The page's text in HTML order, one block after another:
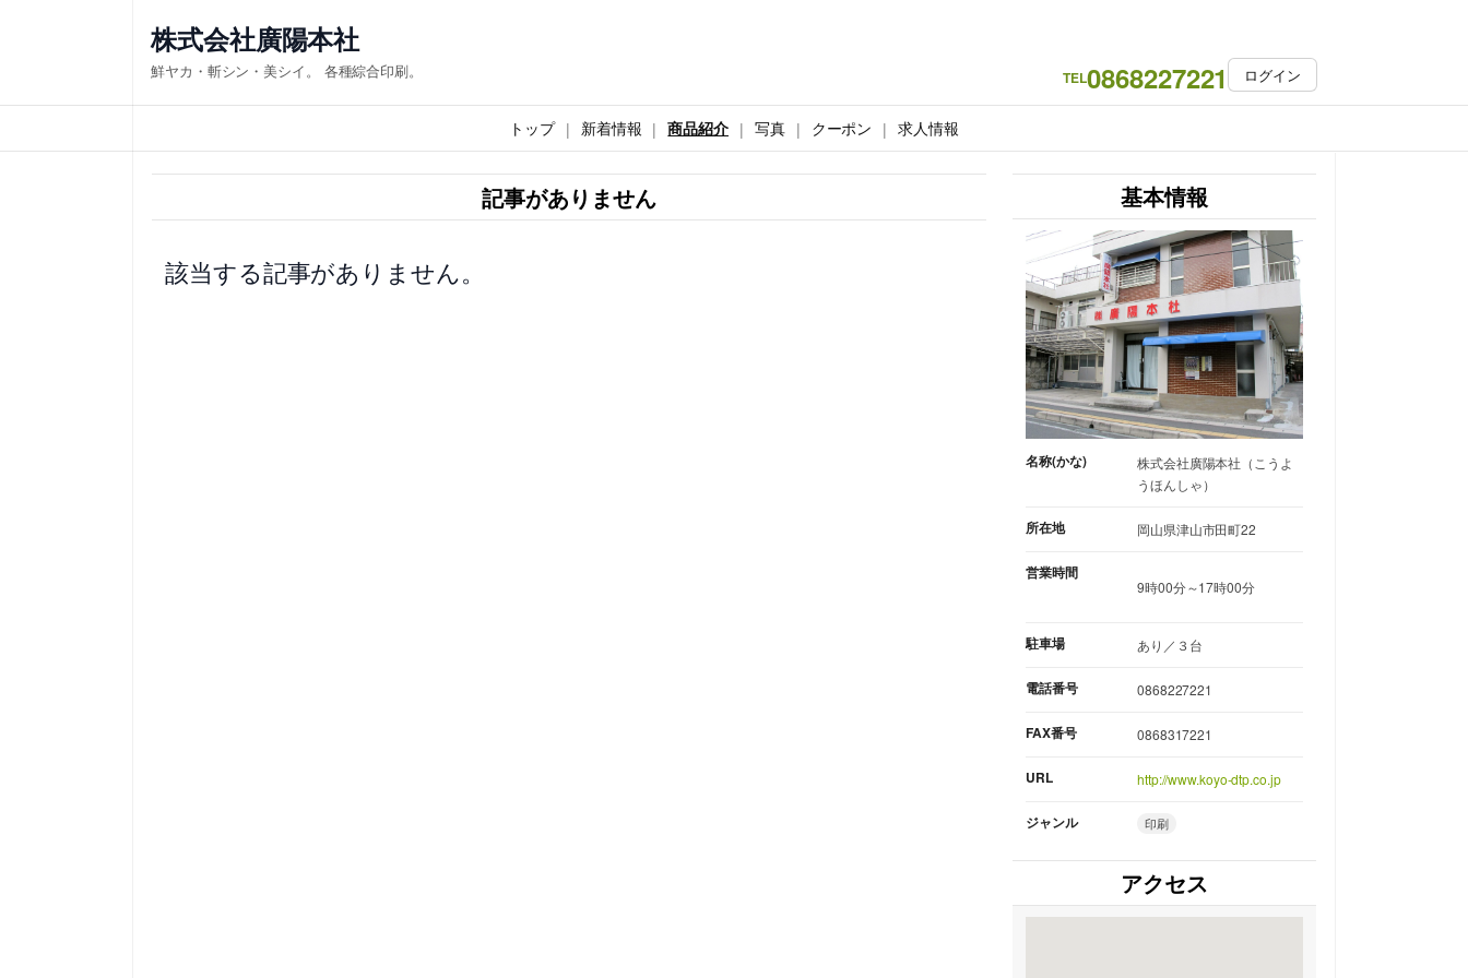
ス
キ
株式会社廣陽本社
鮮ヤカ・斬シン・美シイ。 各種綜合印刷。 TEL0868227221 ログイン
トップ 新着情報 商品紹介 写真 クーポン 求人情報
記事がありません
該当する記事がありません。
基本情報
名称(かな)
株式会社廣陽本社（こうよ
うほんしゃ）
所在地 岡山県津山市田町22
営業時間
9時00分～17時00分
駐車場 あり／３台
電話番号 0868227221
FAX番号 0868317221
URL http://www.koyo-dtp.co.jp
ジャンル 印刷
アクセス